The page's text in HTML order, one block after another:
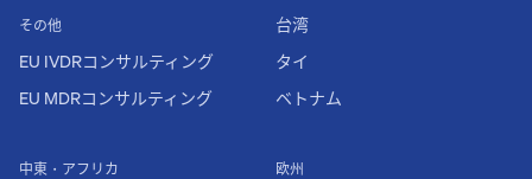
その他
EU IVDRコンサルティング
EU MDRコンサルティング
欧州
中東・アフリカ
台湾
タイ
ベトナム